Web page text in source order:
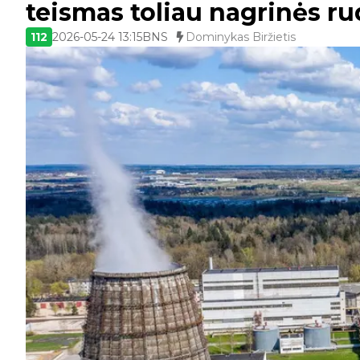
teismas toliau nagrinės
112 2026-05-24 13:15BNS Dominykas Biržietis